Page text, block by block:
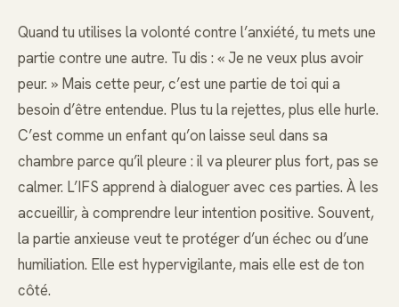
Quand tu utilises la volonté contre l’anxiété, tu mets une
partie contre une autre. Tu dis : « Je ne veux plus avoir
peur. » Mais cette peur, c’est une partie de toi qui a
besoin d’être entendue. Plus tu la rejettes, plus elle hurle.
C’est comme un enfant qu’on laisse seul dans sa
chambre parce qu’il pleure : il va pleurer plus fort, pas se
calmer. L’IFS apprend à dialoguer avec ces parties. À les
accueillir, à comprendre leur intention positive. Souvent,
la partie anxieuse veut te protéger d’un échec ou d’une
humiliation. Elle est hypervigilante, mais elle est de ton
côté.